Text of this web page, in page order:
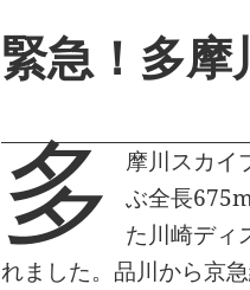
緊急！多
多 摩川スカイ
ぶ全長
た川崎ディ
れました。品川から京